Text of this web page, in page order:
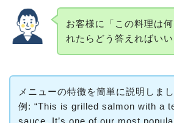
お客様に「この料理は
れたらどう答えればいい
メニューの特徴を簡単に説明しまし
例: “This is grilled salmon with a
sauce. It’s one of our most